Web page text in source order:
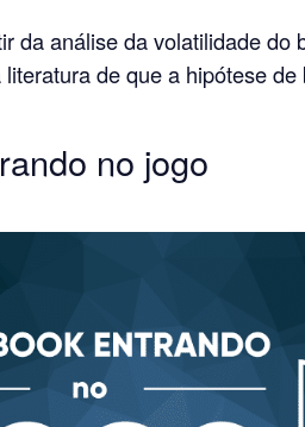
da análise da volatilidade do
de que a hipótese
no jogo